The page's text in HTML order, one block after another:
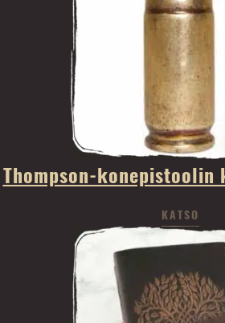
Thompson-konepistoolin
KATSO